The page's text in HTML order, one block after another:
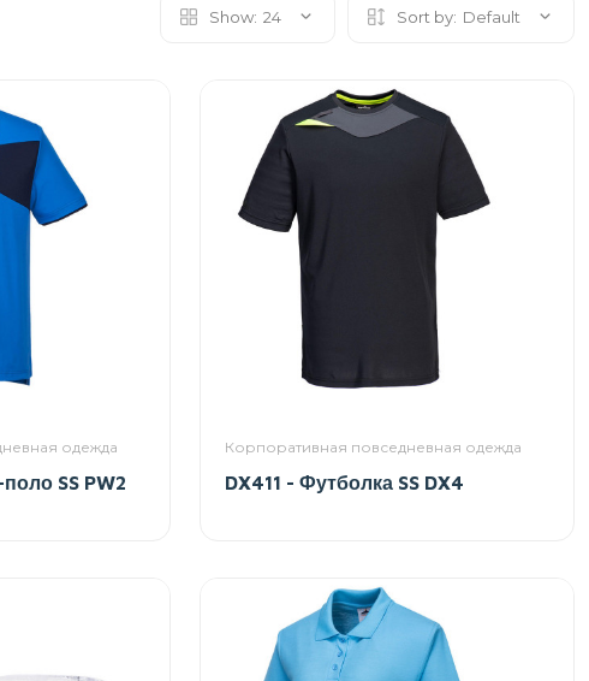
Show: 24 Sort by: Default
одежда
SS PW2
Корпоративная повседневная одежда
DX411 - Футболка SS DX4